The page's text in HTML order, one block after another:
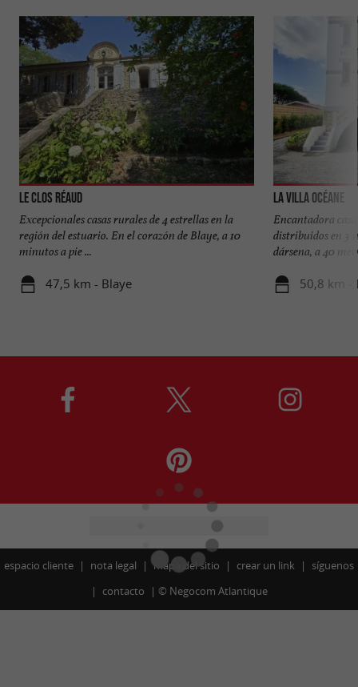
Le Clos Réaud
Excepcionales casas rurales de 4 estrellas en la
región del estuario. En el corazón de Blaye, a 10
minutos a pie ...
47,5 km - Blaye
La Villa Océane
Encantadora
distribuidos en 3
dársena, a 40
50,8 km -
espacio cliente nota legal mapa del sitio crear un link
síguenos
contacto
© Negocom Atlantique